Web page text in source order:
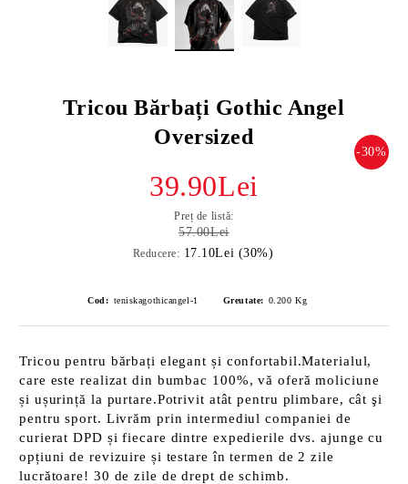
Tricou Bărbați Gothic Angel
Oversized
-30%
39.90Lei
Preț de listă:
57.00Lei
Reducere: 17.10Lei (30%)
Cod: teniskagothicangel-1 Greutate: 0.200 Kg
Tricou pentru bărbați elegant și confortabil.Materialul,
care este realizat din bumbac 100%, vă oferă moliciune
și ușurință la purtare.Potrivit atât pentru plimbare, cât şi
pentru sport. Livrăm prin intermediul companiei de
curierat DPD și fiecare dintre expedierile dvs. ajunge cu
opțiuni de revizuire și testare în termen de 2 zile
lucrătoare! 30 de zile de drept de schimb.